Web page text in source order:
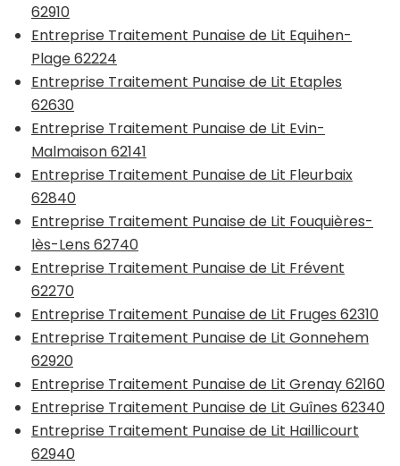
62910
Entreprise Traitement Punaise de Lit Equihen-
Plage 62224
Entreprise Traitement Punaise de Lit Etaples
62630
Entreprise Traitement Punaise de Lit Evin-
Malmaison 62141
Entreprise Traitement Punaise de Lit Fleurbaix
62840
Entreprise Traitement Punaise de Lit Fouquières-
lès-Lens 62740
Entreprise Traitement Punaise de Lit Frévent
62270
Entreprise Traitement Punaise de Lit Fruges 62310
Entreprise Traitement Punaise de Lit Gonnehem
62920
Entreprise Traitement Punaise de Lit Grenay 62160
Entreprise Traitement Punaise de Lit Guînes 62340
Entreprise Traitement Punaise de Lit Haillicourt
62940